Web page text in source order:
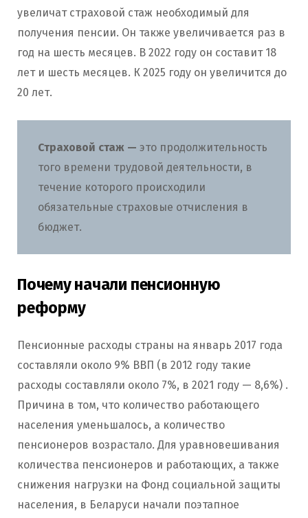
увеличат страховой стаж необходимый для
получения пенсии. Он также увеличивается раз в
год на шесть месяцев. В 2022 году он составит 18
лет и шесть месяцев. К 2025 году он увеличится до
20 лет.
Страховой стаж — это продолжительность
того времени трудовой деятельности, в
течение которого происходили
обязательные страховые отчисления в
бюджет.
Почему начали пенсионную
реформу
Пенсионные расходы страны на январь 2017 года
составляли около 9% ВВП (в 2012 году такие
расходы составляли около 7%, в 2021 году — 8,6%) .
Причина в том, что количество работающего
населения уменьшалось, а количество
пенсионеров возрастало. Для уравновешивания
количества пенсионеров и работающих, а также
снижения нагрузки на Фонд социальной защиты
населения, в Беларуси начали поэтапное